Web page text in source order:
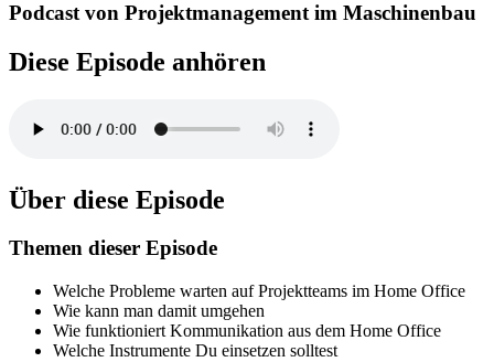
Podcast von Projektmanagement im Maschinenbau
Diese Episode anhören
Über diese Episode
Themen dieser Episode
Welche Probleme warten auf Projektteams im Home Office
Wie kann man damit umgehen
Wie funktioniert Kommunikation aus dem Home Office
Welche Instrumente Du einsetzen solltest